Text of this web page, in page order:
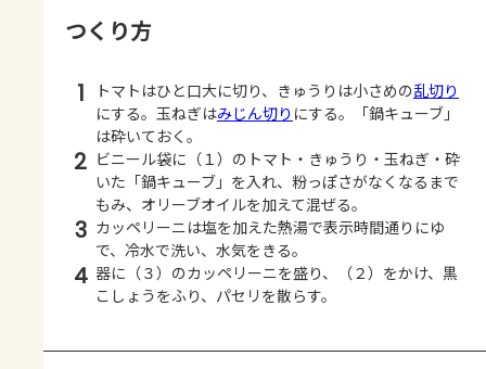
つくり方
1 トマトはひと口大に切り、きゅうりは小さめの乱切り
にする。玉ねぎはみじん切り にする。「鍋キューブ」
は砕いておく。
2 ビニール袋に（１）のトマト・きゅうり・玉ねぎ・砕
いた「鍋キューブ」を入れ、粉っぽさがなくなるまで
もみ、オリーブオイルを加えて混ぜる。
3 カッペリーニは塩を加えた熱湯で表示時間通りにゆ
で、冷水で洗い、水気をきる。
4 器に（３）のカッペリーニを盛り、（２）をかけ、黒
こしょうをふり、パセリを散らす。